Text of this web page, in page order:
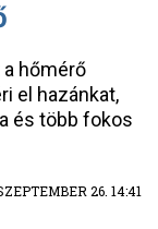
hőmérő
el hazánkat,
és több fokos
26. 14:41